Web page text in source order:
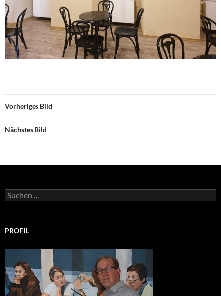
Vorheriges Bild
Nächstes Bild
Suchen
nach:
PROFIL